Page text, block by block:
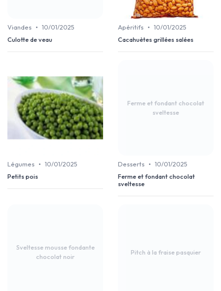
Viandes • 10/01/2025
Culotte de veau
Apéritifs • 10/01/2025
Cacahuètes grillées salées
Légumes • 10/01/2025
Petits pois
Ferme et fondant chocolat
sveltesse
Desserts • 10/01/2025
Ferme et fondant chocolat
sveltesse
Sveltesse mousse fondante
chocolat noir
Pitch à la fraise pasquier